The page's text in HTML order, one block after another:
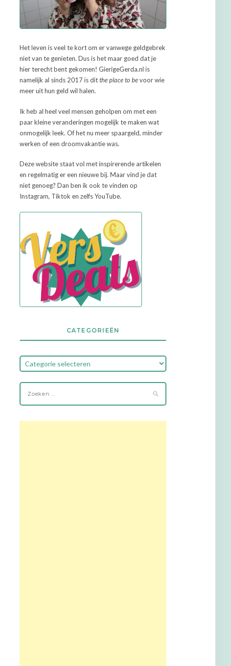
Het leven is veel te kort om er vanwege geldgebrek
niet van te genieten. Dus is het maar goed dat je
hier terecht bent gekomen! GierigeGerda.nl is
namelijk al sinds 2017 is ditthe place to bevoor wie
meer uit hun geld wil halen.
Ik heb al heel veel mensen geholpen om met een
paar kleine veranderingen mogelijk te maken wat
onmogelijk leek. Of het nu meer spaargeld, minder
werken of een droomvakantie was.
Deze website staat vol met inspirerende artikelen
en regelmatig er een nieuwe bij. Maar vind je dat
niet genoeg? Dan ben ik ook te vinden op
Instagram, Tiktok en zelfs YouTube.
CATEGORIEËN